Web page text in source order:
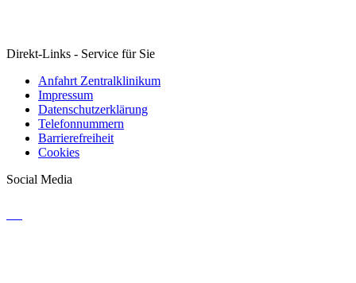
Direkt-Links - Service für Sie
Anfahrt Zentralklinikum
Impressum
Datenschutzerklärung
Telefonnummern
Barrierefreiheit
Cookies
Social Media